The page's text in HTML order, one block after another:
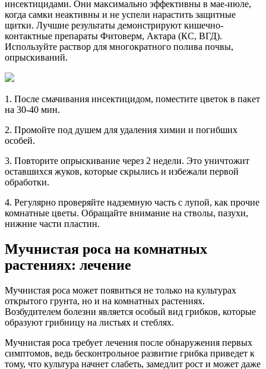
инсектицидами. Они максимально эффективны в мае-июле,
когда самки неактивны и не успели нарастить защитные
щитки. Лучшие результаты демонстрируют кишечно-
контактные препараты Фитоверм, Актара (КС, ВГД).
Используйте раствор для многократного полива почвы,
опрыскиваний.
1. После смачивания инсектицидом, поместите цветок в пакет
на 30-40 мин.
2. Промойте под душем для удаления химии и погибших
особей.
3. Повторите опрыскивание через 2 недели. Это уничтожит
оставшихся жуков, которые скрылись и избежали первой
обработки.
4. Регулярно проверяйте надземную часть с лупой, как прочие
комнатные цветы. Обращайте внимание на стволы, пазухи,
нижние части пластин.
Мучнистая роса на комнатных
растениях: лечение
Мучнистая роса может появиться не только на культурах
открытого грунта, но и на комнатных растениях.
Возбудителем болезни является особый вид грибков, которые
образуют грибницу на листьях и стеблях.
Мучнистая роса требует лечения после обнаружения первых
симптомов, ведь бесконтрольное развитие грибка приведет к
тому, что культура начнет слабеть, замедлит рост и может даже